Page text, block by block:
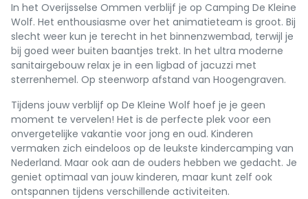
In het Overijsselse Ommen verblijf je op Camping De Kleine
Wolf. Het enthousiasme over het animatieteam is groot. Bij
slecht weer kun je terecht in het binnenzwembad, terwijl je
bij goed weer buiten baantjes trekt. In het ultra moderne
sanitairgebouw relax je in een ligbad of jacuzzi met
sterrenhemel. Op steenworp afstand van Hoogengraven.
Tijdens jouw verblijf op De Kleine Wolf hoef je je geen
moment te vervelen! Het is de perfecte plek voor een
onvergetelijke vakantie voor jong en oud. Kinderen
vermaken zich eindeloos op de leukste kindercamping van
Nederland. Maar ook aan de ouders hebben we gedacht. Je
geniet optimaal van jouw kinderen, maar kunt zelf ook
ontspannen tijdens verschillende activiteiten.